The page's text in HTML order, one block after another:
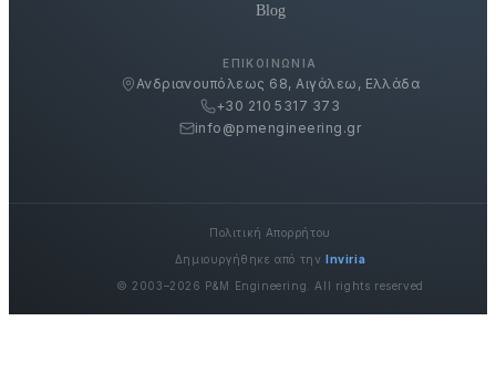
Blog
ΕΠΙΚΟΙΝΩΝΊΑ
Ανδριανουπόλεως 68, Αιγάλεω, Ελλάδα
+30 210 5317 373
info@pmengineering.gr
Πολιτική Απορρήτου
Δημιουργήθηκε από την Inviria
© 2003–2026 P&M Engineering. All rights reserved